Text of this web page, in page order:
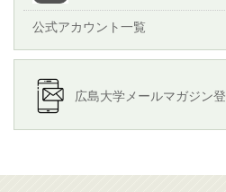
公式アカウント一覧
広島大学メールマガジン